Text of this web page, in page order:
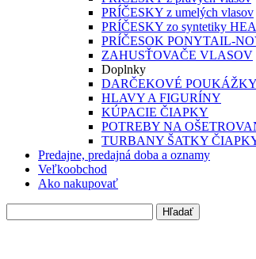
PRÍČESKY z umelých vlasov
PRÍČESKY zo syntetiky
PRÍČESOK PONYTAIL-
ZAHUSŤOVAČE VLASOV
Doplnky
DARČEKOVÉ POUKÁŽKY
HLAVY A FIGURÍNY
KÚPACIE ČIAPKY
POTREBY NA
TURBANY ŠATKY
Predajne, predajná doba a oznamy
Veľkoobchod
Ako nakupovať